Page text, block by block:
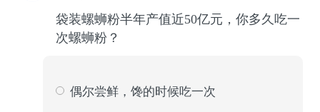
袋装螺蛳粉半年产值近50亿元，你多久吃一
次螺蛳粉？
偶尔尝鲜，馋的时候吃一次